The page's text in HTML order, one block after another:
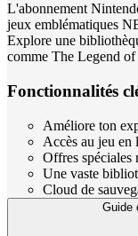
L'abonnement
jeux emblématiques
Explore une
comme The Legend
Fonctionnalités
Améliore ton
Accès au jeu
Offres spéciales
Une vaste
Cloud de
Guide